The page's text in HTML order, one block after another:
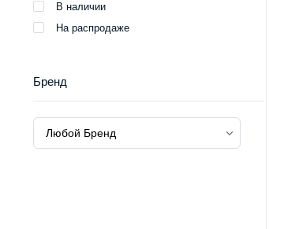
В наличии
На распродаже
Бренд